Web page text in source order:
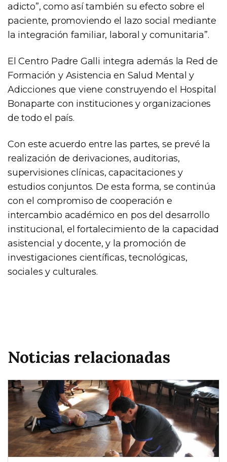
adicto”, como así también su efecto sobre el
paciente, promoviendo el lazo social mediante
la integración familiar, laboral y comunitaria”.
El Centro Padre Galli integra además la Red de
Formación y Asistencia en Salud Mental y
Adicciones que viene construyendo el Hospital
Bonaparte con instituciones y organizaciones
de todo el país.
Con este acuerdo entre las partes, se prevé la
realización de derivaciones, auditorias,
supervisiones clínicas, capacitaciones y
estudios conjuntos. De esta forma, se continúa
con el compromiso de cooperación e
intercambio académico en pos del desarrollo
institucional, el fortalecimiento de la capacidad
asistencial y docente, y la promoción de
investigaciones científicas, tecnológicas,
sociales y culturales.
Noticias relacionadas